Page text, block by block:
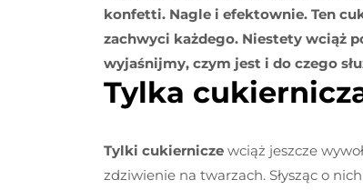
konfetti. Nagle i efektownie. Ten
zachwyci każdego. Niestety wciąż
wyjaśnijmy, czym jest i do czego
Tylka
Tylki cukiernicze wciąż jeszcze
zdziwienie na twarzach. Słysząc o